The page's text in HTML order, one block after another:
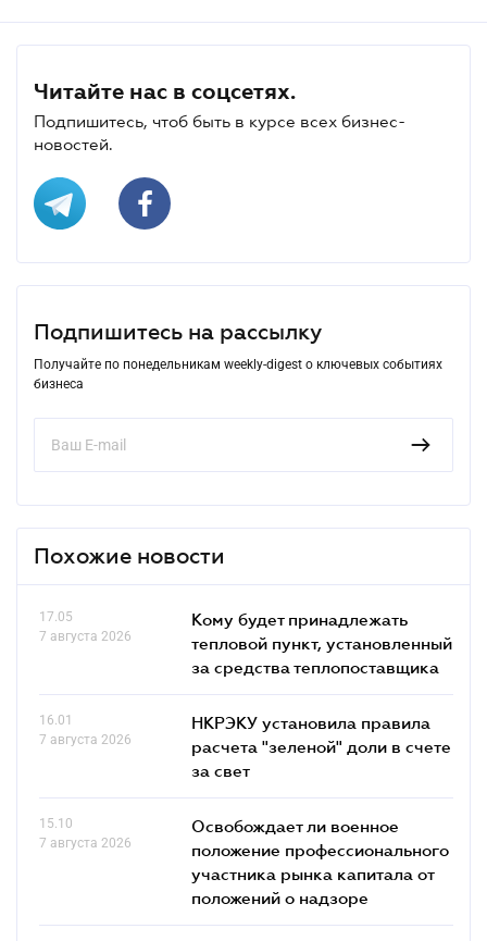
Читайте нас в соцсетях.
Подпишитесь, чтоб быть в курсе всех бизнес-
новостей.
Подпишитесь на рассылку
Получайте по понедельникам weekly-digest о ключевых событиях
бизнеса
Похожие новости
17.05
7 августа 2026
Кому будет принадлежать
тепловой пункт, установленный
за средства теплопоставщика
16.01
7 августа 2026
НКРЭКУ установила правила
расчета "зеленой" доли в счете
за свет
15.10
7 августа 2026
Освобождает ли военное
положение профессионального
участника рынка капитала от
положений о надзоре